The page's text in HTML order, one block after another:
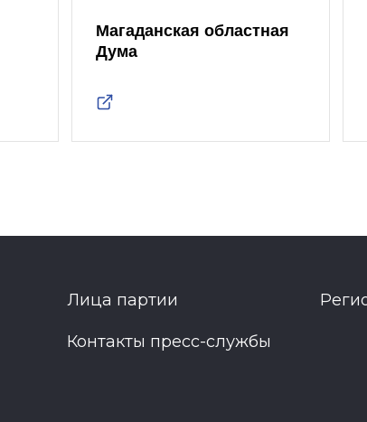
Магаданская областная
Дума
Лица партии
Контакты пресс-службы